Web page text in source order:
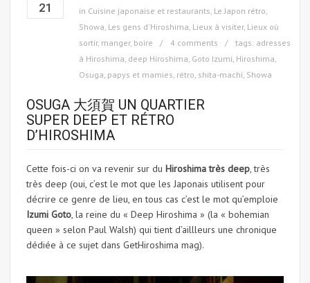
21 in Cuisine japonaise et restaurants, Le Japon rétro,
Showa, Les gens d'Hiroshima, Lieux à visiter, Lieux où
sortir, manger, boire
4 comments tags: adresses
à Hiroshima, deep Hiroshima, Goto Izumi, Hiroshima,
Osuga, papys et mamies, rétro, shita-machi, Showa
OSUGA 大須賀 UN QUARTIER
SUPER DEEP ET RÉTRO
D’HIROSHIMA
Cette fois-ci on va revenir sur du Hiroshima très deep, très
très deep (oui, c’est le mot que les Japonais utilisent pour
décrire ce genre de lieu, en tous cas c’est le mot qu’emploie
Izumi Goto, la reine du « Deep Hiroshima » (la « bohemian
queen » selon Paul Walsh) qui tient d’aillleurs une chronique
dédiée à ce sujet dans GetHiroshima mag).